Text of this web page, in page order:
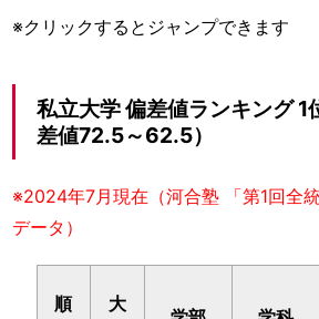
※クリックするとジャンプできます
私立大学 偏差値ランキング 1
差値72.5～62.5）
※2024年7月現在（河合塾 「第1回全
データ）
順
大